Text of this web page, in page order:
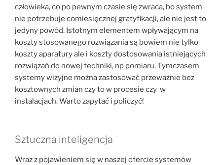
człowieka, co po pewnym czasie się zwraca, bo system
nie potrzebuje comiesięcznej gratyfikacji, ale nie jest to
jedyny powód. Istotnym elementem wpływającym na
koszty stosowanego rozwiązania są bowiem nie tylko
koszty aparatury ale i koszty dostosowania istniejących
rozwiązań do nowej techniki, np pomiaru. Tymczasem
systemy wizyjne można zastosować przeważnie bez
kosztownych zmian czy to w procesie czy w
instalacjach. Warto zapytać i policzyć!
Sztuczna inteligencja
Wraz z pojawieniem się w naszej ofercie systemów